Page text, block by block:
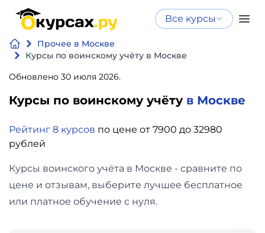
Все курсы
Прочее в Москве
Курсы по воинскому учёту в Москве
Обновлено 30 июля 2026.
Курсы по воинскому учёту в Москве
Рейтинг 8 курсов по цене от 7900 до 32980
рублей
Курсы воинского учёта в Москве - сравните по
цене и отзывам, выберите лучшее бесплатное
или платное обучение с нуля.
Нейросеть
и ИИ
и
Дизайн
Нейросеть и ИИ
интеллекту
Бесплатно